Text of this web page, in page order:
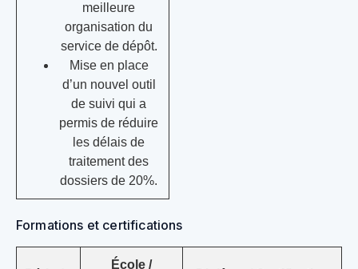
meilleure
organisation du
service de dépôt.
Mise en place
d’un nouvel outil
de suivi qui a
permis de réduire
les délais de
traitement des
dossiers de 20%.
Formations et certifications
École /